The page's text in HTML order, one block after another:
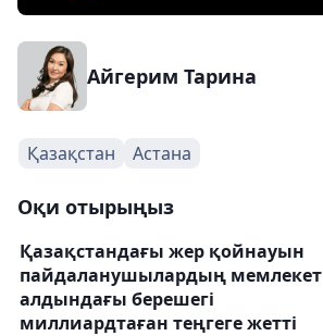
Айгерим Тарина
Қазақстан Астана
Оқи отырыңыз
Қазақстандағы жер қойнауын
пайдаланушылардың мемлекет
алдындағы берешегі
миллиардтаған теңгеге жетті